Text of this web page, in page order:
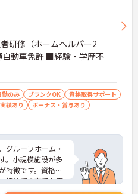
研修（ホームヘルパー2
動車免許 ■経験・学歴不
勤のみ ブランクOK
資格取得サポート
績あり
ボーナス・賞与あり
グループホーム・
。小規模施設が多
特徴です。資格支
初めての方でも安
ダーや施設長など